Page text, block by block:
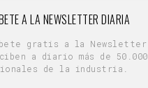
A LA NEWSLETTER DIARIA
gratis a la Newsletter
a diario más de 50.000
de la industria.